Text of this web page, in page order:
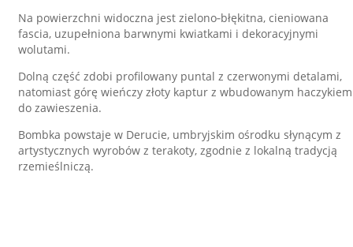
Na powierzchni widoczna jest zielono‑błękitna, cieniowana
fascia, uzupełniona barwnymi kwiatkami i dekoracyjnymi
wolutami.
Dolną część zdobi profilowany puntal z czerwonymi detalami,
natomiast górę wieńczy złoty kaptur z wbudowanym haczykiem
do zawieszenia.
Bombka powstaje w Derucie, umbryjskim ośrodku słynącym z
artystycznych wyrobów z terakoty, zgodnie z lokalną tradycją
rzemieślniczą.